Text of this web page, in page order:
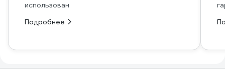
использован
Подробнее